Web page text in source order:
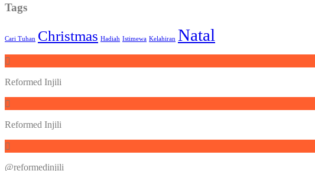
Tags
Cari Tuhan Christmas Hadiah Istimewa Kelahiran Natal
Reformed Injili
Reformed Injili
@reformedinjili